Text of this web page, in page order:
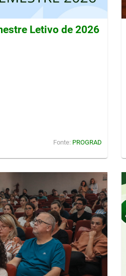
Letivo de 2026
Fonte: PROGRAD